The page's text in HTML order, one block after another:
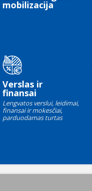
mobilizacija
Verslas ir
finansai
Lengvatos verslui, leidimai,
finansai ir mokesčiai,
parduodamas turtas